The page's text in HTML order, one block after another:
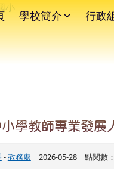
學校簡介 行政
學教師專業發展
-教務處 | 2026-05-28 | 點閱數